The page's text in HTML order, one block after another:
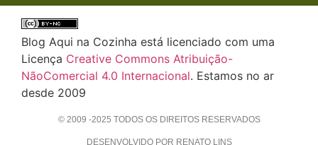
Blog Aqui na Cozinha está licenciado com uma
Licença Creative Commons Atribuição-
NãoComercial 4.0 Internacional. Estamos no ar
desde 2009
© 2009 -2025 TODOS OS DIREITOS RESERVADOS
DESENVOLVIDO POR RENATO LINS